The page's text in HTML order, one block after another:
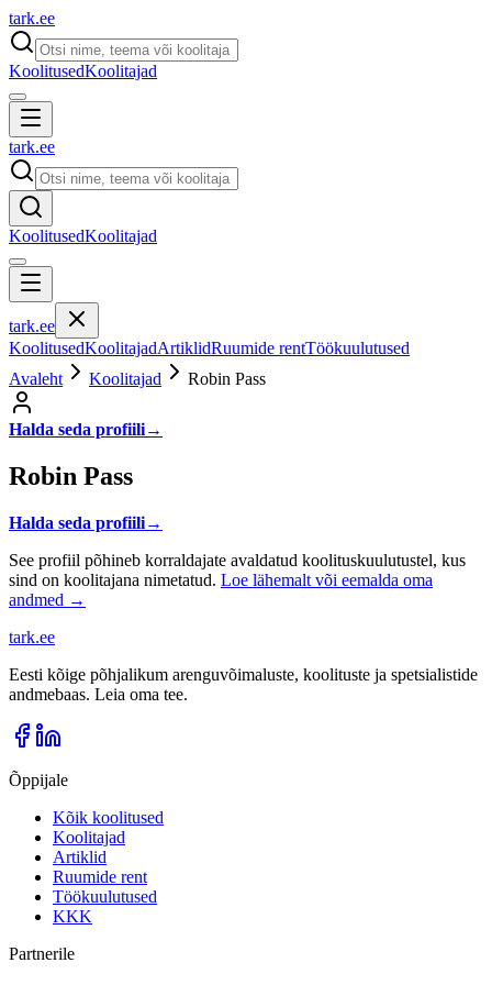
tark.ee
KoolitusedKoolitajad
tark.ee
KoolitusedKoolitajad
tark.ee
KoolitusedKoolitajadArtiklidRuumide rentTöökuulutused
Avaleht
Koolitajad Robin Pass
Halda seda profiili→
Robin Pass
Halda seda profiili→
See profiil põhineb korraldajate avaldatud koolituskuulutustel, kus
sind on koolitajana nimetatud. Loe lähemalt või eemalda oma
andmed →
tark.ee
Eesti kõige põhjalikum arenguvõimaluste, koolituste ja spetsialistide
andmebaas. Leia oma tee.
Õppijale
Kõik koolitused
Koolitajad
Artiklid
Ruumide rent
Töökuulutused
KKK
Partnerile